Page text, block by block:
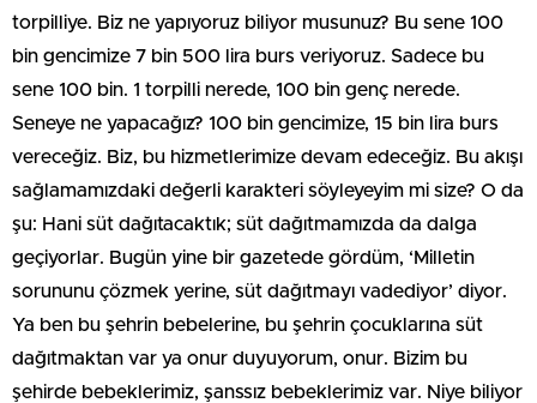
torpilliye. Biz ne yapıyoruz biliyor musunuz? Bu sene 100
bin gencimize 7 bin 500 lira burs veriyoruz. Sadece bu
sene 100 bin. 1 torpilli nerede, 100 bin genç nerede.
Seneye ne yapacağız? 100 bin gencimize, 15 bin lira burs
vereceğiz. Biz, bu hizmetlerimize devam edeceğiz. Bu akışı
sağlamamızdaki değerli karakteri söyleyeyim mi size? O da
şu: Hani süt dağıtacaktık; süt dağıtmamızda da dalga
geçiyorlar. Bugün yine bir gazetede gördüm, ‘Milletin
sorununu çözmek yerine, süt dağıtmayı vadediyor’ diyor.
Ya ben bu şehrin bebelerine, bu şehrin çocuklarına süt
dağıtmaktan var ya onur duyuyorum, onur. Bizim bu
şehirde bebeklerimiz, şanssız bebeklerimiz var. Niye biliyor